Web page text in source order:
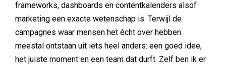
frameworks, dashboards en contentkalenders alsof
marketing een exacte wetenschap is. Terwijl de
campagnes waar mensen het écht over hebben
meestal ontstaan uit iets heel anders: een goed idee,
het juiste moment en een team dat durft. Zelf ben ik er